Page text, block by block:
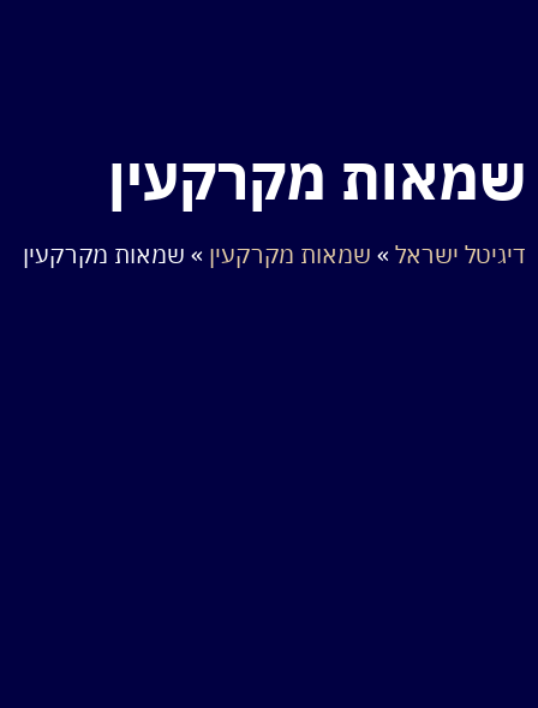
שמאות מקרקעין
דיגיטל ישראל » שמאות מקרקעין » שמאות מקרקעין